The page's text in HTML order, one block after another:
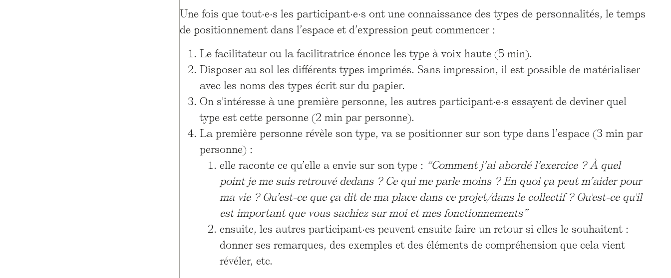
Une fois que tout·e·s les participant·e·s ont une connaissance des types de personnalités, le temps
de positionnement dans l’espace et d’expression peut commencer :
Le facilitateur ou la facilitratrice énonce les type à voix haute (5 min).
Disposer au sol les différents types imprimés. Sans impression, il est possible de matérialiser
avec les noms des types écrit sur du papier.
On s'intéresse à une première personne, les autres participant·e·s essayent de deviner quel
type est cette personne (2 min par personne).
La première personne révèle son type, va se positionner sur son type dans l’espace (3 min par
personne) :
elle raconte ce qu’elle a envie sur son type : “Comment j’ai abordé l’exercice ? À quel
point je me suis retrouvé dedans ? Ce qui me parle moins ? En quoi ça peut m’aider pour
ma vie ? Qu’est-ce que ça dit de ma place dans ce projet/dans le collectif ? Qu'est-ce qu'il
est important que vous sachiez sur moi et mes fonctionnements”
ensuite, les autres participant·es peuvent ensuite faire un retour si elles le souhaitent :
donner ses remarques, des exemples et des éléments de compréhension que cela vient
révéler, etc.